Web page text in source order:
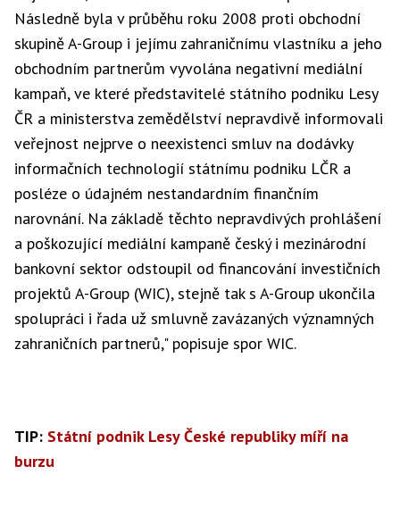
Následně byla v průběhu roku 2008 proti obchodní
skupině A-Group i jejímu zahraničnímu vlastníku a jeho
obchodním partnerům vyvolána negativní mediální
kampaň, ve které představitelé státního podniku Lesy
ČR a ministerstva zemědělství nepravdivě informovali
veřejnost nejprve o neexistenci smluv na dodávky
informačních technologií státnímu podniku LČR a
posléze o údajném nestandardním finančním
narovnání. Na základě těchto nepravdivých prohlášení
a poškozující mediální kampaně český i mezinárodní
bankovní sektor odstoupil od financování investičních
projektů A-Group (WIC), stejně tak s A-Group ukončila
spolupráci i řada už smluvně zavázaných významných
zahraničních partnerů," popisuje spor WIC.
TIP: Státní podnik Lesy České republiky míří na
burzu